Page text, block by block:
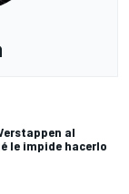
al
le impide hacerlo